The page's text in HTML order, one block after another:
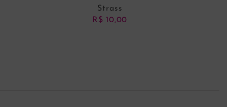
Strass
R$ 10,00